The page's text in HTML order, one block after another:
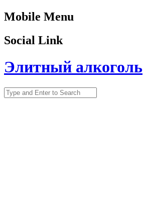
Mobile Menu
Social Link
Элитный алкоголь